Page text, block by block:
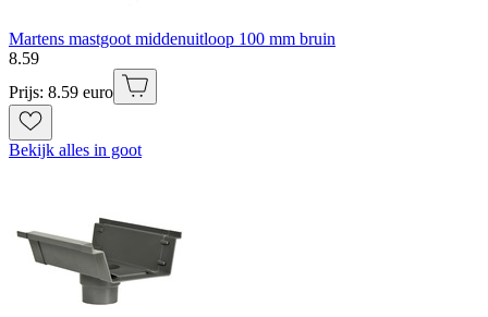
Martens mastgoot middenuitloop 100 mm bruin
8.59
Prijs: 8.59 euro
Bekijk alles in goot